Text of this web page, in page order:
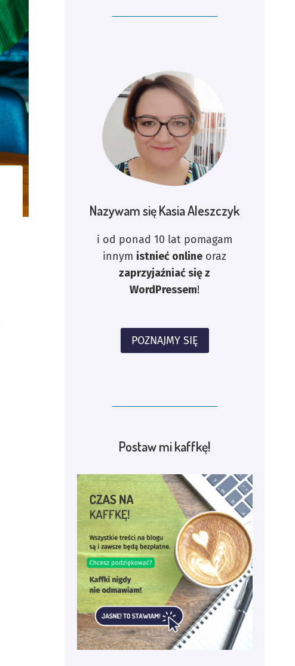
Nazywam się Kasia Aleszczyk
i od ponad 10 lat pomagam
innym istnieć online oraz
zaprzyjaźniać się z
WordPressem!
POZNAJMY SIĘ
Postaw mi kaffkę!